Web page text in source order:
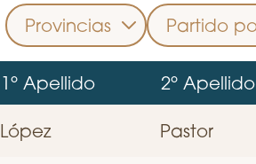
1º Apellido 2º Apellido
López Pastor